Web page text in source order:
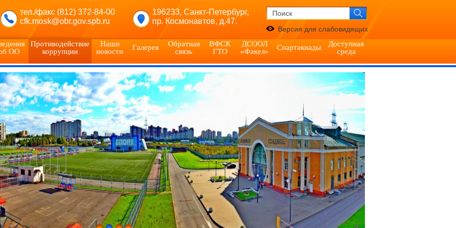
тел./факс (812) 372-84-00
cfk.mosk@obr.gov.spb.ru
196233, Санкт-Петербург,
пр. Космонавтов, д.47.
Версия для слабовидящих
ОО
Противодействие
коррупции
Наши
новости
Галерея
Обратная
связь
ВФСК
ГТО
ДСООЛ
«Факел»
Спартакиады
Доступная
среда